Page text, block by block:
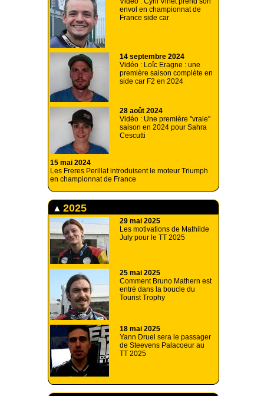
envol en championnat de
France side car
14 septembre 2024
Vidéo : Loîc Eragne : une
première saison complète en
side car F2 en 2024
28 août 2024
Vidéo : Une première "vraie"
saison en 2024 pour Sahra
Cescutti
15 mai 2024
Les Freres Perillat introduisent le moteur Triumph
en championnat de France
2025
29 mai 2025
Les motivations de Mathilde
July pour le TT 2025
25 mai 2025
Comment Bruno Mathern est
entré dans la boucle du
Tourist Trophy
18 mai 2025
Yann Druel sera le passager
de Steevens Palacoeur au
TT 2025